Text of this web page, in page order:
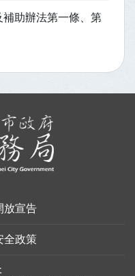
助辦法第一條、第
放宣告
全政策